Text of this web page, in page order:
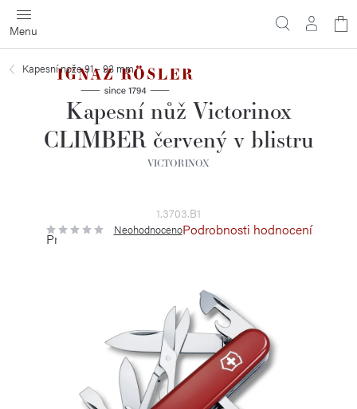
Přejít
na
obsah
Kapesní nože 91 - 93 mm
Kapesní nůž Victorinox
CLIMBER červený v blistru
VICTORINOX
1.3703.B1
Průměrné
hodnocení
NeohodnocenoPodrobnosti hodnocení